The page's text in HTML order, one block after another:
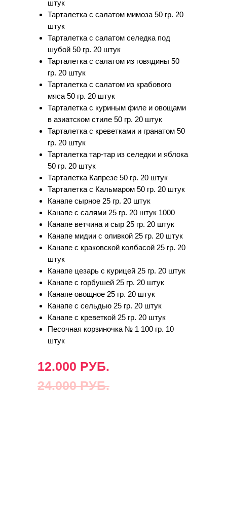
штук
Тарталетка с салатом мимоза 50 гр. 20
штук
Тарталетка с салатом селедка под
шубой 50 гр. 20 штук
Тарталетка с салатом из говядины 50
гр. 20 штук
Тарталетка с салатом из крабового
мяса 50 гр. 20 штук
Тарталетка с куриным филе и овощами
в азиатском стиле 50 гр. 20 штук
Тарталетка с креветками и гранатом 50
гр. 20 штук
Тарталетка тар-тар из селедки и яблока
50 гр. 20 штук
Тарталетка Капрезе 50 гр. 20 штук
Тарталетка с Кальмаром 50 гр. 20 штук
Канапе сырное 25 гр. 20 штук
Канапе с салями 25 гр. 20 штук 1000
Канапе ветчина и сыр 25 гр. 20 штук
Канапе мидии с оливкой 25 гр. 20 штук
Канапе с краковской колбасой 25 гр. 20
штук
Канапе цезарь с курицей 25 гр. 20 штук
Канапе с горбушей 25 гр. 20 штук
Канапе овощное 25 гр. 20 штук
Канапе с сельдью 25 гр. 20 штук
Канапе с креветкой 25 гр. 20 штук
Песочная корзиночка № 1 100 гр. 10
штук
12.000 РУБ.
24.000 РУБ.